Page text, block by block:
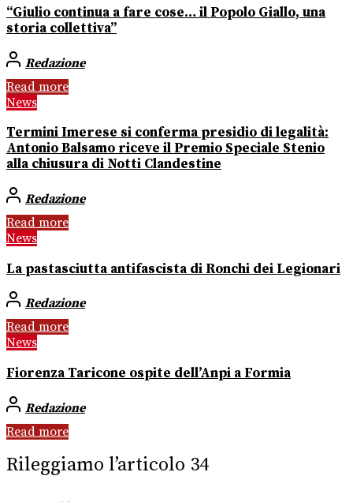
“Giulio continua a fare cose… il Popolo Giallo, una
storia collettiva”
Redazione
Read more
News
Termini Imerese si conferma presidio di legalità:
Antonio Balsamo riceve il Premio Speciale Stenio
alla chiusura di Notti Clandestine
Redazione
Read more
News
La pastasciutta antifascista di Ronchi dei Legionari
Redazione
Read more
News
Fiorenza Taricone ospite dell’Anpi a Formia
Redazione
Read more
Rileggiamo l’articolo 34